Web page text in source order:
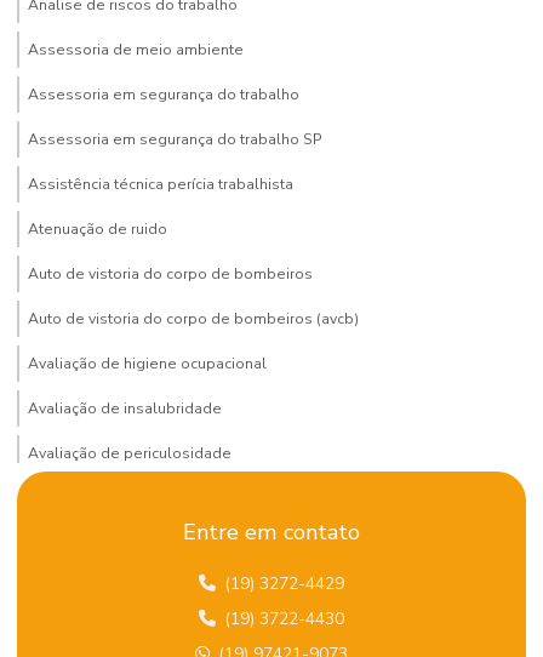
Analise de riscos do trabalho
Assessoria de meio ambiente
Assessoria em segurança do trabalho
Assessoria em segurança do trabalho SP
Assistência técnica perícia trabalhista
Atenuação de ruido
Auto de vistoria do corpo de bombeiros
Auto de vistoria do corpo de bombeiros (avcb)
Avaliação de higiene ocupacional
Avaliação de insalubridade
Avaliação de periculosidade
Certificação de gestão ambiental
Certificação global em SST
Entre em contato
(19) 3272-4429
(19) 3722-4430